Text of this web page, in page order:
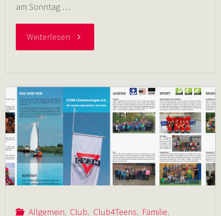
am Sonntag …
Weiterlesen"14.07.2019
Darts
beim
Dorffest"
Allgemein, Club, Club4Teens, Familie,